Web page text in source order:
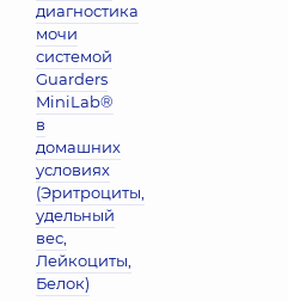
диагностика
мочи
системой
Guarders
MiniLab®
в
домашних
условиях
(Эритроциты,
удельный
вес,
Лейкоциты,
Белок)